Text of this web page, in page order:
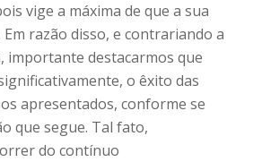
vige a máxima de que a sua
razão disso, e contrariando a
importante destacarmos que
o êxito das
apresentados, conforme se
que segue. Tal fato,
do contínuo